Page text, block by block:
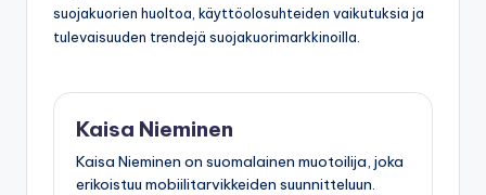
suojakuorien huoltoa, käyttöolosuhteiden vaikutuksia ja
tulevaisuuden trendejä suojakuorimarkkinoilla.
Kaisa Nieminen
Kaisa Nieminen on suomalainen muotoilija, joka
erikoistuu mobiilitarvikkeiden suunnitteluun.